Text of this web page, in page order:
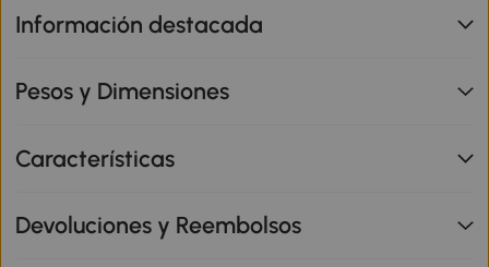
Información destacada
Pesos y Dimensiones
Características
Devoluciones y Reembolsos